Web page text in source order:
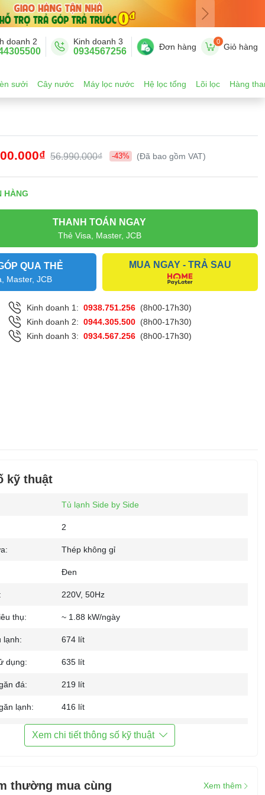
doanh 2 Kinh doanh 3
0934567256 Đơn hàng
0
Giỏ hàng
sưởi Cây nước Máy lọc nước Hệ lọc tổng Lõi lọc Hàng
56.990.000₫ -43% (Đã bao gồm VAT)
HÀNG
THANH TOÁN NGAY
Thẻ Visa, Master, JCB
QUA THẺ
Master, JCB
MUA NGAY - TRẢ SAU
Kinh doanh 1: 0938.751.256 (8h00-17h30)
Kinh doanh 2: 0944.305.500 (8h00-17h30)
Kinh doanh 3: 0934.567.256 (8h00-17h30)
kỹ thuật
Tủ lạnh Side by Side
2
Thép không gỉ
Đen
220V, 50Hz
thụ: ~ 1.88 kW/ngày
lạnh: 674 lít
dụng: 635 lít
đá: 219 lít
lạnh: 416 lít
lạnh:
Làm lạnh đa chiều
Door Cooling+ làm lạnh từ cánh cửa tủ
Fresh Balancer
Xem chi tiết thông số kỹ thuật
thường mua cùng Xem thêm